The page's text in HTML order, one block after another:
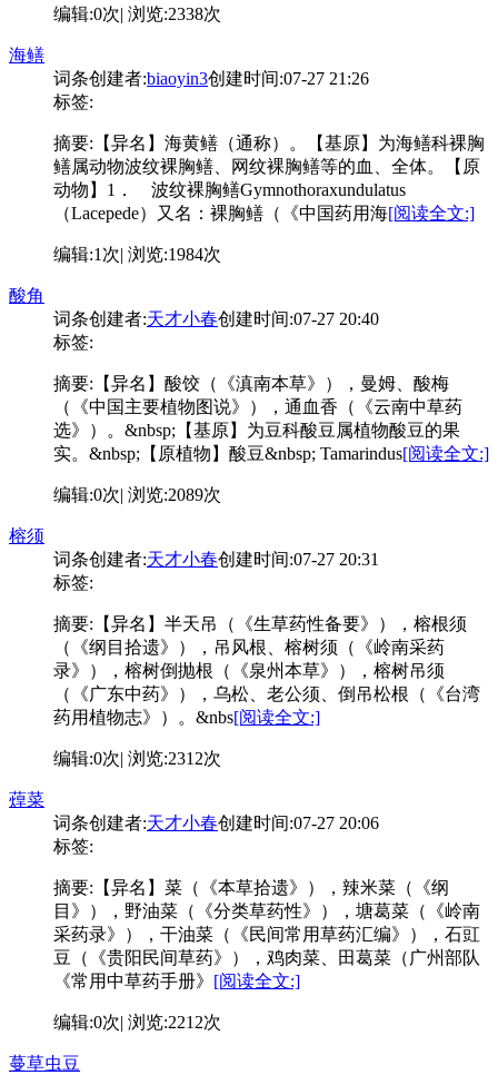
编辑:0次| 浏览:2338次
海鳝
词条创建者:biaoyin3创建时间:07-27 21:26
标签:
摘要: 【异名】海黄鳝（通称）。【基原】为海鳝科裸胸
鳝属动物波纹裸胸鳝、网纹裸胸鳝等的血、全体。【原
动物】1． 波纹裸胸鳝Gymnothoraxundulatus
（Lacepede）又名：裸胸鳝（《中国药用海[阅读全文:]
编辑:1次| 浏览:1984次
酸角
词条创建者:天才小春创建时间:07-27 20:40
标签:
摘要: 【异名】酸饺（《滇南本草》），曼姆、酸梅
（《中国主要植物图说》），通血香（《云南中草药
选》）。&nbsp;【基原】为豆科酸豆属植物酸豆的果
实。&nbsp;【原植物】酸豆&nbsp; Tamarindus[阅读全文:]
编辑:0次| 浏览:2089次
榕须
词条创建者:天才小春创建时间:07-27 20:31
标签:
摘要: 【异名】半天吊（《生草药性备要》），榕根须
（《纲目拾遗》），吊风根、榕树须（《岭南采药
录》），榕树倒抛根（《泉州本草》），榕树吊须
（《广东中药》），乌松、老公须、倒吊松根（《台湾
药用植物志》）。&nbs[阅读全文:]
编辑:0次| 浏览:2312次
蔊菜
词条创建者:天才小春创建时间:07-27 20:06
标签:
摘要: 【异名】菜（《本草拾遗》），辣米菜（《纲
目》），野油菜（《分类草药性》），塘葛菜（《岭南
采药录》），干油菜（《民间常用草药汇编》），石豇
豆（《贵阳民间草药》），鸡肉菜、田葛菜（广州部队
《常用中草药手册》 [阅读全文:]
编辑:0次| 浏览:2212次
蔓草虫豆